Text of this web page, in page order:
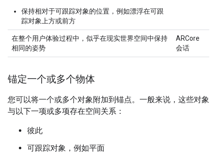
保持相对于可跟踪对象的位置，例如漂浮在可跟
踪对象上方或前方
在整个用户体验过程中，似乎在现实世界空间中保持
相同的姿势
ARCore
会话
锚定一个或多个物体
您可以将一个或多个对象附加到锚点。一般来说，这些对象
与以下一项或多项存在空间关系：
彼此
可跟踪对象，例如平面